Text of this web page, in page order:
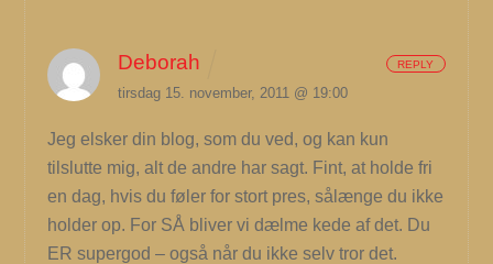
Deborah
tirsdag 15. november, 2011 @ 19:00
Jeg elsker din blog, som du ved, og kan kun
tilslutte mig, alt de andre har sagt. Fint, at holde fri
en dag, hvis du føler for stort pres, sålænge du ikke
holder op. For SÅ bliver vi dælme kede af det. Du
ER supergod – også når du ikke selv tror det.
REPLY